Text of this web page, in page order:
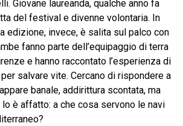
Giovane laureanda, qualche anno fa
del festival e divenne volontaria. In
edizione, invece, è salita sul palco con
fanno parte dell’equipaggio di terra
e hanno raccontato l’esperienza di
salvare vite. Cercano di rispondere a
banale, addirittura scontata, ma
è affatto: a che cosa servono le navi